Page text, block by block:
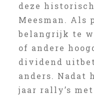
deze
Meesman. Als
belangrijk te
of andere
dividend
anders. Nadat
jaar rally’s